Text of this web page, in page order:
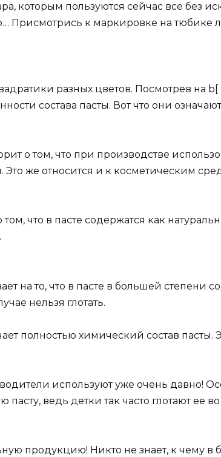
которым пользуются сейчас все без
Присмотрись к маркировке на тюбике
разных цветов. Посмотрев на b[
состава пасты. Вот что они
о том, что при производстве
же относится и к косметическим
том, что в пасте содержатся как
на то, что в пасте в большей степени
нельзя глотать.
полностью химический состав пасты.
используют уже очень давно!
пасту, ведь детки так часто глотают ее
продукцию! Никто не знает, к чему в